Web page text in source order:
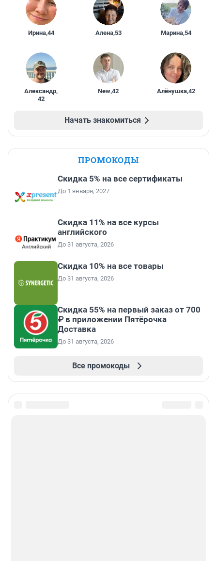
Ирина,44 Алена,53 Марина,54
Александр,
42
New,42 Алёнушка,42
Начать знакомиться
ПРОМОКОДЫ
Скидка 5% на все сертификаты
До 1 января, 2027
Скидка 11% на все курсы
английского
До 31 августа, 2026
Скидка 10% на все товары
До 31 августа, 2026
Скидка 55% на первый заказ от 700
₽ в приложении Пятёрочка
Доставка
До 31 августа, 2026
Все промокоды